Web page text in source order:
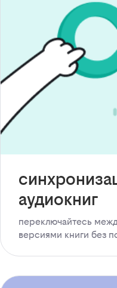
аудиокниг
переключайтесь
версиями книги без